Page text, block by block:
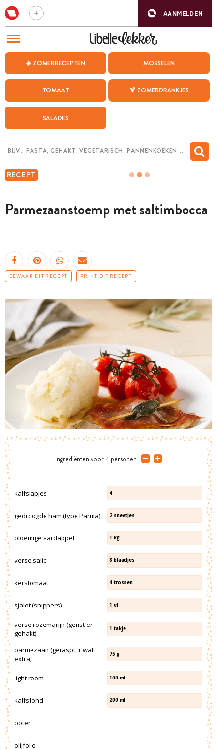
AANMELDEN
☀️ ZOMERRECEPTEN MOSSELEN
TOMAAT 🍹 ZOMERDRANKJES
SALADES
RECEPT
Parmezaanstoemp met saltimbocca
BEWAAR DIT RECEPT PRINT DIT RECEPT
Ingrediënten voor 4 personen
kalfslapjes 4
gedroogde ham (type Parma) 2 sneetjes
bloemige aardappel 1 kg
verse salie 8 blaadjes
kerstomaat 4 trossen
sjalot (snippers) 1 el
verse rozemarijn (gerist en
gehakt)
1 takje
parmezaan (geraspt, + wat
extra)
75 g
light room 100 ml
kalfsfond 200 ml
boter
olijfolie
BEZOEK ONZE ANDERE WEBSITES
WEEKMENU
CHAT MET MAIA
MIJN BEWAARDE RECEPTEN